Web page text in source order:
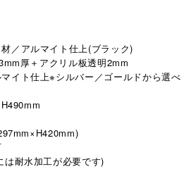
／アルマイト仕上(ブラック)
厚＋アクリル板透明2mm
イト仕上※シルバー／ゴールドから選べ
耐水加工が必要です)